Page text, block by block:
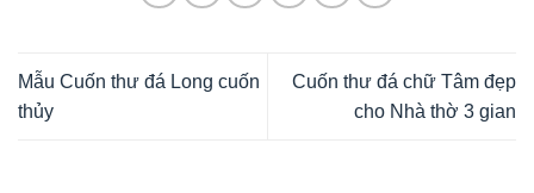
Mẫu Cuốn thư đá Long cuốn
thủy
Cuốn thư đá chữ Tâm đẹp
cho Nhà thờ 3 gian